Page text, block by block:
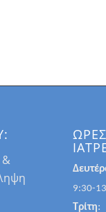
&
9:30-
Τρίτη: